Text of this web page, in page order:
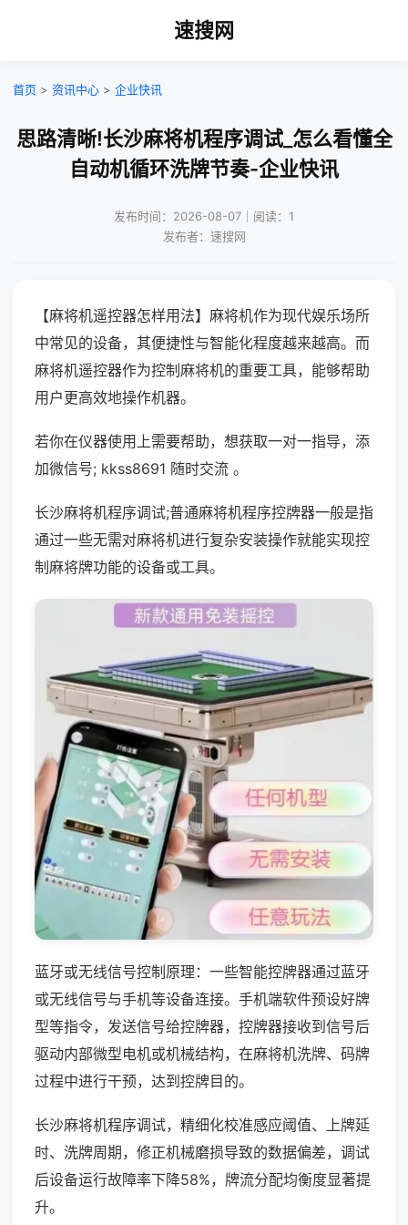
速搜网
首页 > 资讯中心 > 企业快讯
思路清晰!长沙麻将机程序调试_怎么看懂全
自动机循环洗牌节奏-企业快讯
发布时间：2026-08-07｜阅读：1
发布者：速搜网
【麻将机遥控器怎样用法】麻将机作为现代娱乐场所
中常见的设备，其便捷性与智能化程度越来越高。而
麻将机遥控器作为控制麻将机的重要工具，能够帮助
用户更高效地操作机器。
若你在仪器使用上需要帮助，想获取一对一指导，添
加微信号; kkss8691 随时交流 。
长沙麻将机程序调试;普通麻将机程序控牌器一般是指
通过一些无需对麻将机进行复杂安装操作就能实现控
制麻将牌功能的设备或工具。
蓝牙或无线信号控制原理：一些智能控牌器通过蓝牙
或无线信号与手机等设备连接。手机端软件预设好牌
型等指令，发送信号给控牌器，控牌器接收到信号后
驱动内部微型电机或机械结构，在麻将机洗牌、码牌
过程中进行干预，达到控牌目的。
长沙麻将机程序调试，精细化校准感应阈值、上牌延
时、洗牌周期，修正机械磨损导致的数据偏差，调试
后设备运行故障率下降58%，牌流分配均衡度显著提
升。